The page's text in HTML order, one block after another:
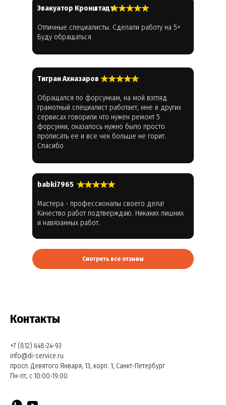
Эвакуатор Кронштадт
Отличные специалисты. Сделали работу на 5+
Буду обращаться
Тигран Ахназаров
Обращался по форсункам, на мой взгляд
грамотный специалист работает, мне в других
сервисах говорили что нужен ремонт 5
форсунки, оказалось нужно было просто
прописать ее и все чек больше не горит.
Спасибо
babki7965
Мастера - профессионалы своего дела!
Качество работ подтверждаю. Никаких лишних
и навязанных работ.
Смотреть все отзывы
Контакты
+7 (812) 648-24-93
info@di-service.ru
просп. Девятого Января, 13, корп. 1, Санкт-Петербург
Пн-пт, с 10:00-19:00